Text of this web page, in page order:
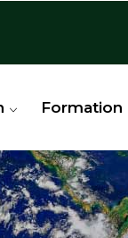
Formation